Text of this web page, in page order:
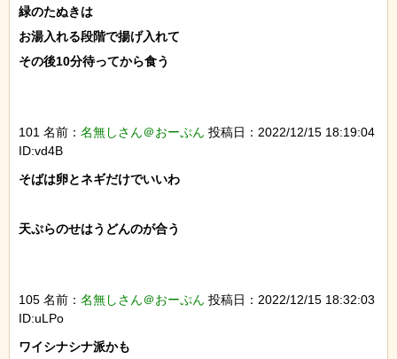
緑のたぬきは
お湯入れる段階で揚げ入れて
その後10分待ってから食う
101 名前： 名無しさん＠おーぷん 投稿日：2022/12/15 18:19:04
ID:vd4B
そばは卵とネギだけでいいわ
天ぷらのせはうどんのが合う
105 名前： 名無しさん＠おーぷん 投稿日：2022/12/15 18:32:03
ID:uLPo
ワイシナシナ派かも